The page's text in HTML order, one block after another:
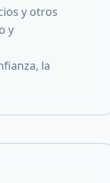
y otros
y
la